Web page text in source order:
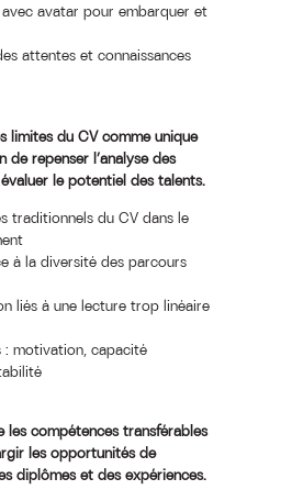
avatar pour embarquer et
attentes et connaissances
limites du CV comme unique
repenser l’analyse des
le potentiel des talents.
traditionnels du CV dans le
à la diversité des parcours
liés à une lecture trop linéaire
: motivation, capacité
les compétences transférables
les opportunités de
diplômes et des expériences.